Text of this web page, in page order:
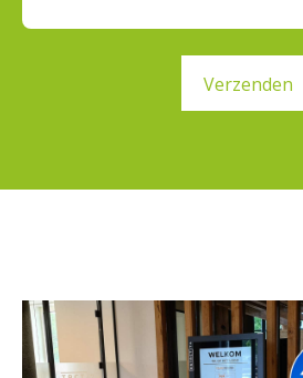
Verzenden